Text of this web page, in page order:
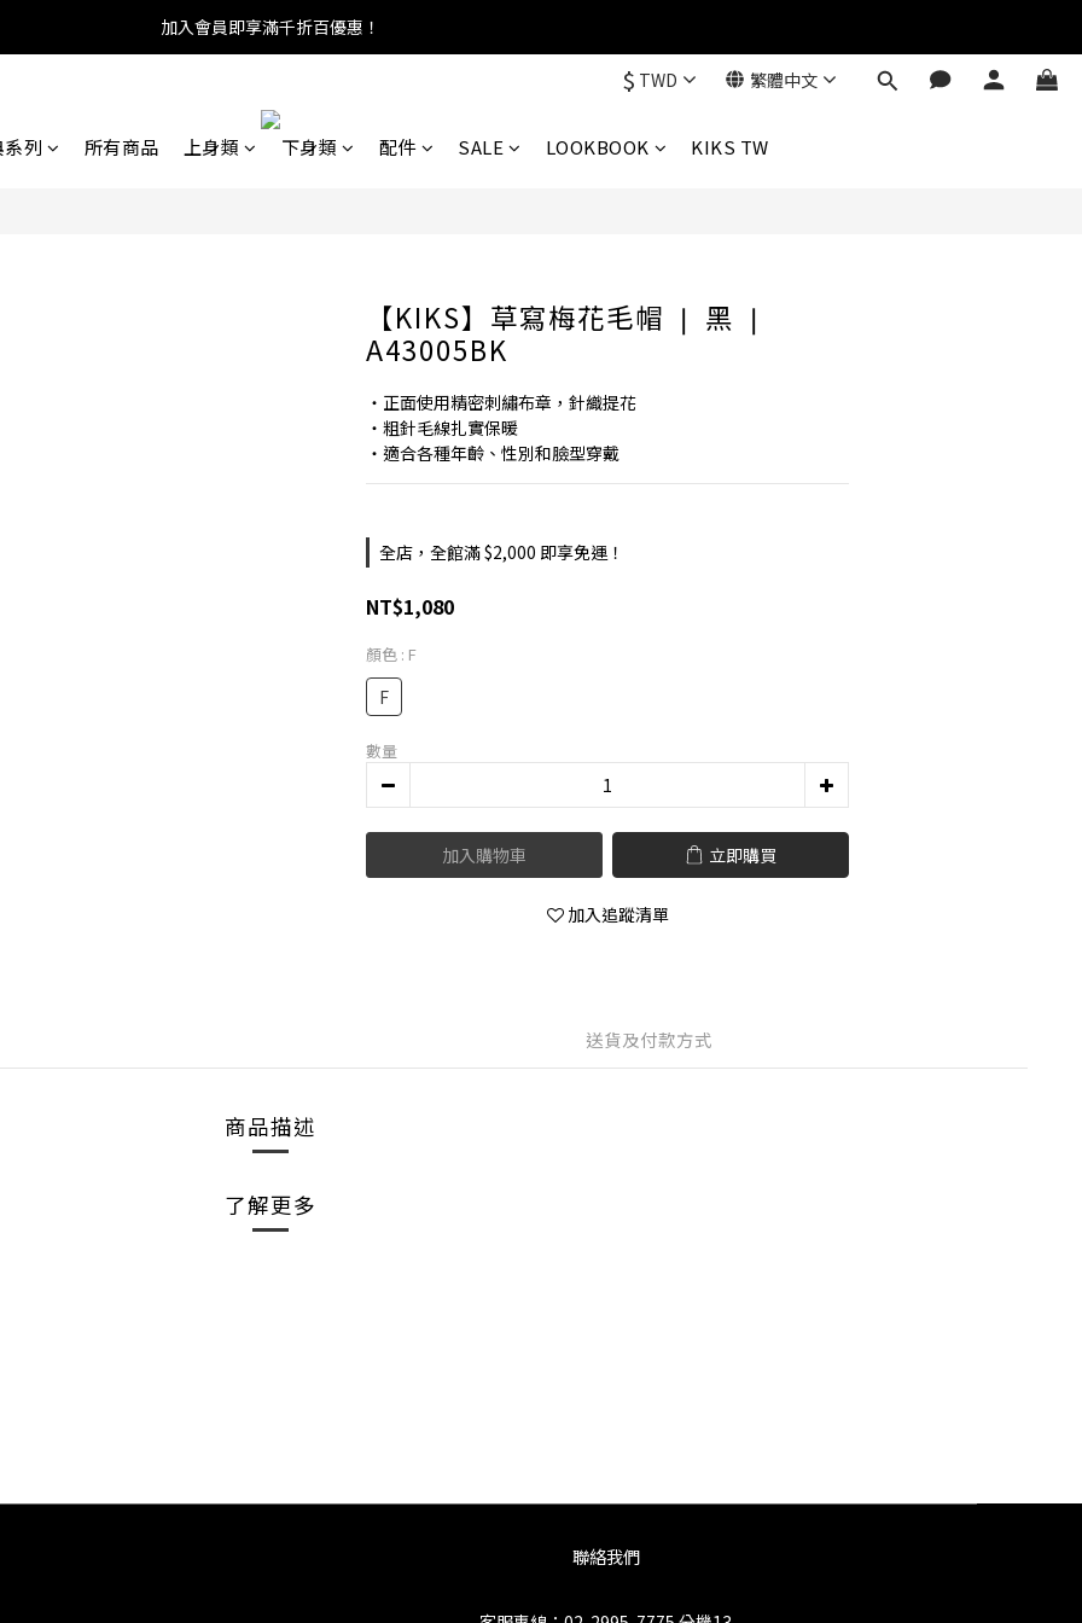
加入會員即享滿千折百優惠！
$ TWD 繁體中文
列 所有商品 上身類 下身類 配件 SALE LOOKBOOK KIKS TW
【KIKS】草寫梅花毛帽 ❘ 黑 ❘
A43005BK
・正面使用精密刺繡布章，針織提花
・粗針毛線扎實保暖
・適合各種年齡、性別和臉型穿戴
全店，全館滿 $2,000 即享免運！
NT$1,080
顏色 : F
F
數量
加入購物車 立即購買
加入追蹤清單
送貨及付款方式
商品描述
了解更多
立即購買
聯絡我們